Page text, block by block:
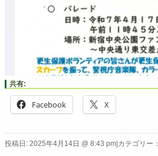
共有:
Facebook X
投稿日: 2025年4月14日 @ 8:43 pm|カテゴリー：